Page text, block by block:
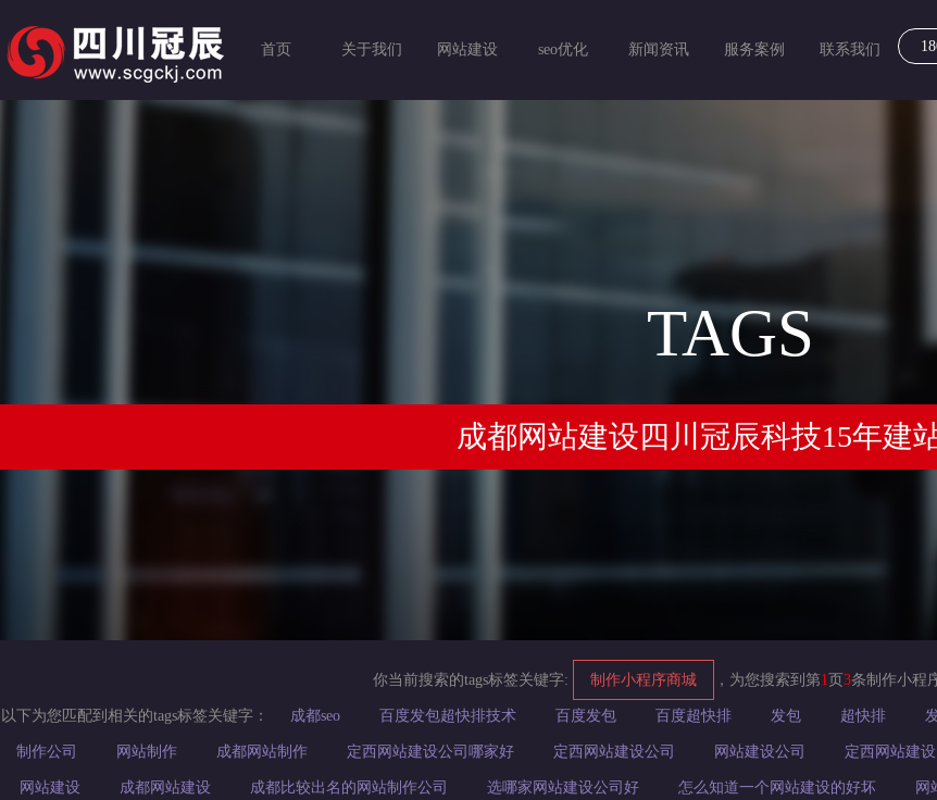
首页 关于我们 网站建设 seo优化 新闻资讯 服务案例 联系我们
TAGS
成都网站建设四川冠辰科技15年建
你当前搜索的tags标签关键字: 制作小程序商城 ，为您搜索到第1 页 3条制作小程
以下为您匹配到相关的tags标签关键字： 成都seo 百度发包超快排技术 百度发包 百度超快排 发包 超快排
制作公司 网站制作 成都网站制作 定西网站建设公司哪家好 定西网站建设公司 网站建设公司 定西网站建设
网站建设 成都网站建设 成都比较出名的网站制作公司 选哪家网站建设公司好 怎么知道一个网站建设的好坏 网